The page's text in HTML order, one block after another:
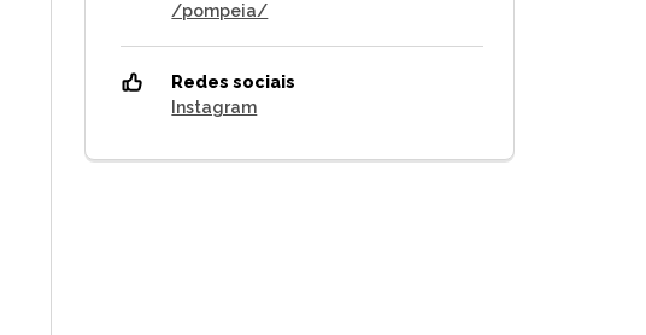
/pompeia/
Redes sociais
Instagram